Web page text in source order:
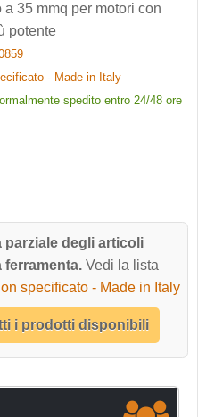
a 35 mmq per motori con
potente
- Made in Italy
spedito entro 24/48 ore
parziale degli articoli
Vedi la lista
specificato - Made in Italy
i prodotti disponibili